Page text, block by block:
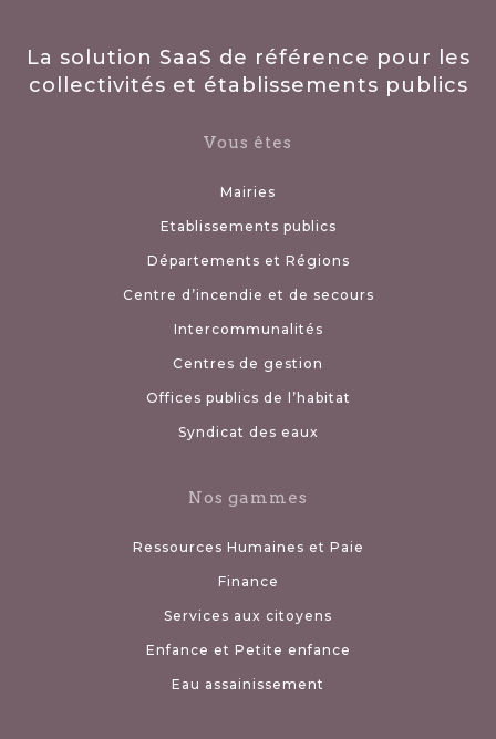
La solution SaaS de référence pour les
collectivités et établissements publics
Vous êtes
Mairies
Etablissements publics
Départements et Régions
Centre d’incendie et de secours
Intercommunalités
Centres de gestion
Offices publics de l’habitat
Syndicat des eaux
Nos gammes
Ressources Humaines et Paie
Finance
Services aux citoyens
Enfance et Petite enfance
Eau assainissement